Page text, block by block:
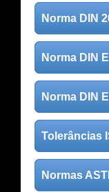
Norma DIN
Norma DIN
Norma DIN
Tolerâncias
Normas